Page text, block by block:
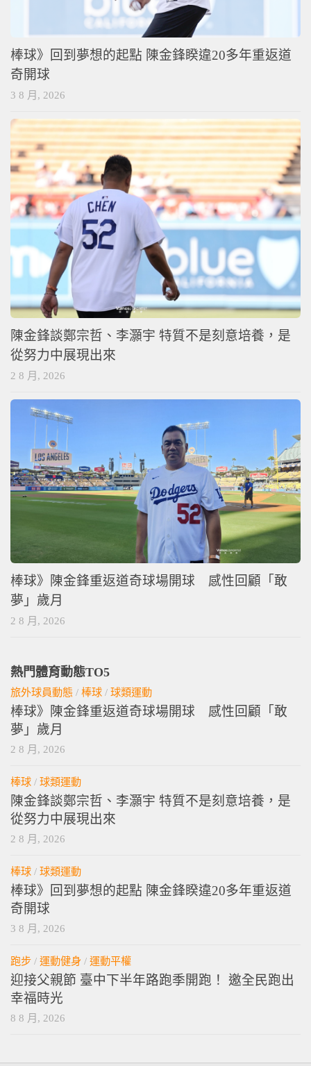
棒球》回到夢想的起點 陳金鋒睽違20多年重返道
奇開球
3 8 月, 2026
陳金鋒談鄭宗哲、李灝宇 特質不是刻意培養，是
從努力中展現出來
2 8 月, 2026
棒球》陳金鋒重返道奇球場開球 感性回顧「敢
夢」歲月
2 8 月, 2026
熱門體育動態TO5
旅外球員動態 / 棒球 / 球類運動
棒球》陳金鋒重返道奇球場開球 感性回顧「敢
夢」歲月
2 8 月, 2026
棒球 / 球類運動
陳金鋒談鄭宗哲、李灝宇 特質不是刻意培養，是
從努力中展現出來
2 8 月, 2026
棒球 / 球類運動
棒球》回到夢想的起點 陳金鋒睽違20多年重返道
奇開球
3 8 月, 2026
跑步 / 運動健身 / 運動平權
迎接父親節 臺中下半年路跑季開跑！ 邀全民跑出
幸福時光
8 8 月, 2026